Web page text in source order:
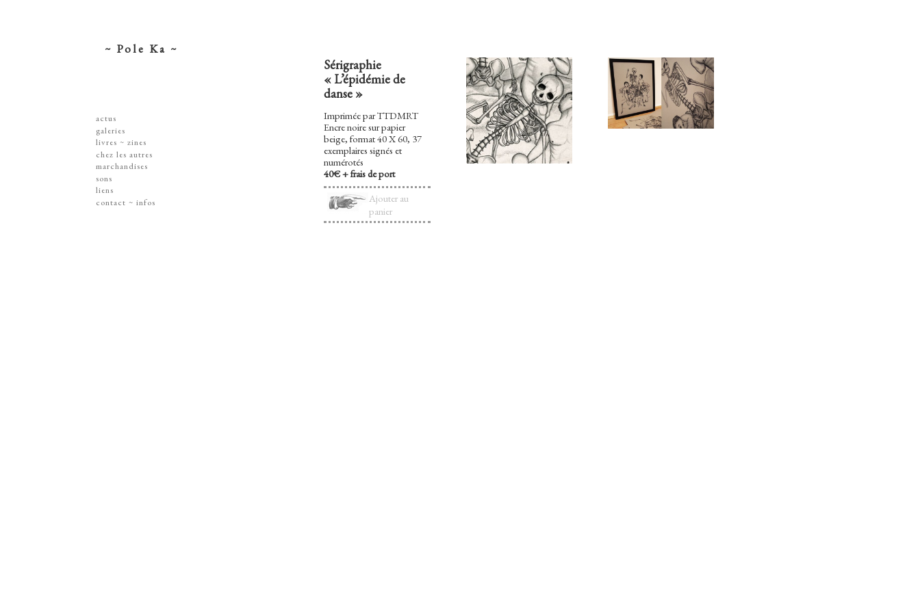
~ Pole Ka ~
actus
galeries
dessins ~ illustrations
affiches ~ concerts ~ disques
gravures
peintures
dissections ~ découpes
jouets ~ objets
livres ~ zines
chez les autres
marchandises
sérigraphies
livres & zines
gravures
sons
liens
contact ~ infos
Sérigraphie
« L’épidémie de
danse »
Imprimée par TTDMRT
Encre noire sur papier
beige, format 40 X 60, 37
exemplaires signés et
numérotés
40€ + frais de port
Ajouter au
panier